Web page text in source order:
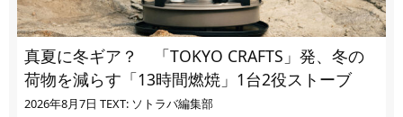
真夏に冬ギア？ 「TOKYO CRAFTS」発、冬の
荷物を減らす「13時間燃焼」1台2役ストーブ
2026年8月7日 TEXT: ソトラバ編集部